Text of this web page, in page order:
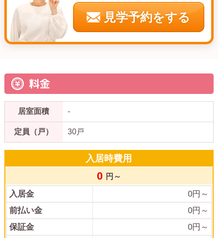
見学予約をする
料金
居室面積 -
定員（戸） 30戸
入居時費用
0 円～
入居金 0円～
前払い金
0円～
保証金
0円～